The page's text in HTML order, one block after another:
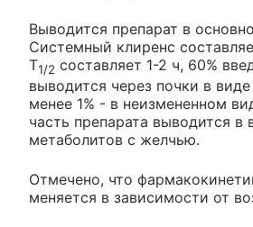
Выводится препарат в
Системный клиренс
T1/2 составляет 1-2 ч, 60%
выводится через почки в
менее 1% - в неизмененном
часть препарата выводится в
метаболитов с желчью.
Отмечено, что
меняется в зависимости от